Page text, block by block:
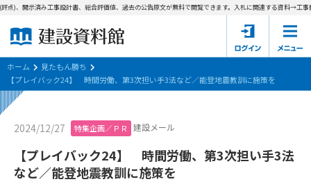
建設資料館とは
東京都の入札資料
国土交通省の入札資料
見たもん勝ち
開示済み工事設計書、総合評価値、過去の公告原文が無料で閲覧できます。入札に関連する資料→工事費
ホーム
見たもん勝ち
【プレイバック24】 時間労働、第3次担い手3法など／能登地震教訓に施策を
2024/12/27 特集企画／ＰＲ 建設メール
【プレイバック24】 時間労働、第3次担い手3法
など／能登地震教訓に施策を
第1条（規約の目的）